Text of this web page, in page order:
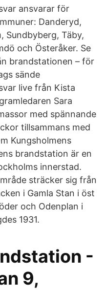
ansvarar för
Danderyd,
Sundbyberg, Täby,
och Österåker. Se
brandstationen – för
sände
live från Kista
Sara
med spännande
tillsammans med
Kungsholmens
brandstation är en
innerstad.
sträcker sig från
i Gamla Stan i öst
och Odenplan i
1931.
-
9,